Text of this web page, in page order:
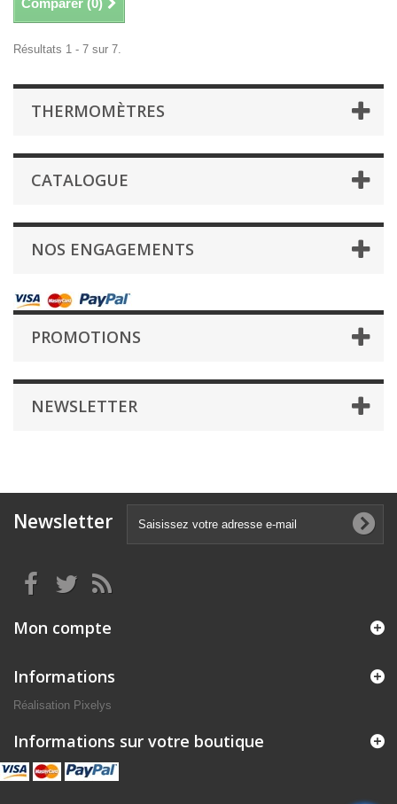
Résultats 1 - 7 sur 7.
THERMOMÈTRES
CATALOGUE
NOS ENGAGEMENTS
PROMOTIONS
NEWSLETTER
Newsletter
Mon compte
Informations
Réalisation Pixelys
Informations sur votre boutique